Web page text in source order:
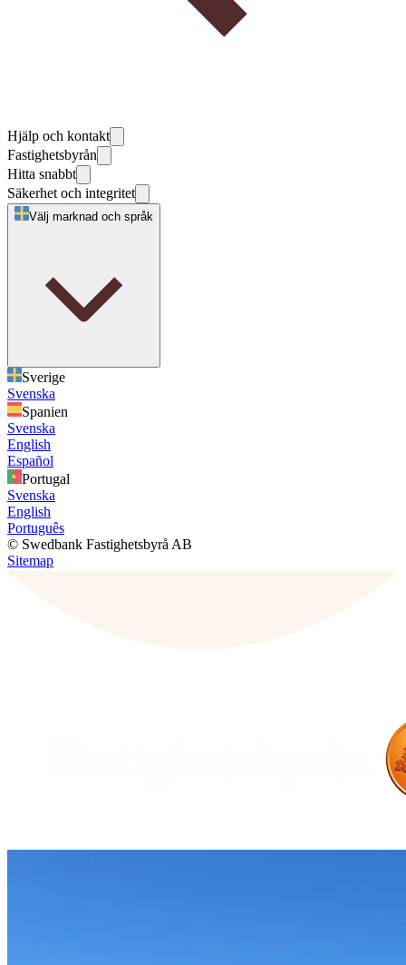
Hjälp och kontakt
Fastighetsbyrån
Hitta snabbt
Säkerhet och integritet
Välj marknad och språk
Sverige
Svenska
Spanien
Svenska
English
Español
Portugal
Svenska
English
Português
© Swedbank Fastighetsbyrå AB
Sitemap